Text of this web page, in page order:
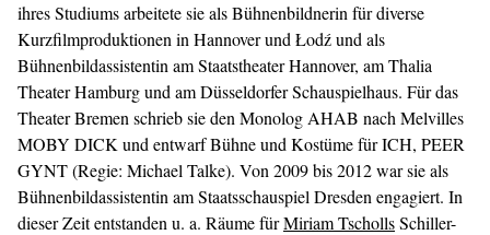
ihres Studiums arbeitete sie als Bühnenbildnerin für diverse
Kurzfilmproduktionen in Hannover und Łodź und als
Bühnenbildassistentin am Staatstheater Hannover, am Thalia
Theater Hamburg und am Düsseldorfer Schauspielhaus. Für das
Theater Bremen schrieb sie den Monolog AHAB nach Melvilles
MOBY DICK und entwarf Bühne und Kostüme für ICH, PEER
GYNT (Regie: Michael Talke). Von 2009 bis 2012 war sie als
Bühnenbildassistentin am Staatsschauspiel Dresden engagiert. In
dieser Zeit entstanden u. a. Räume fürMiriam TschollsSchiller-